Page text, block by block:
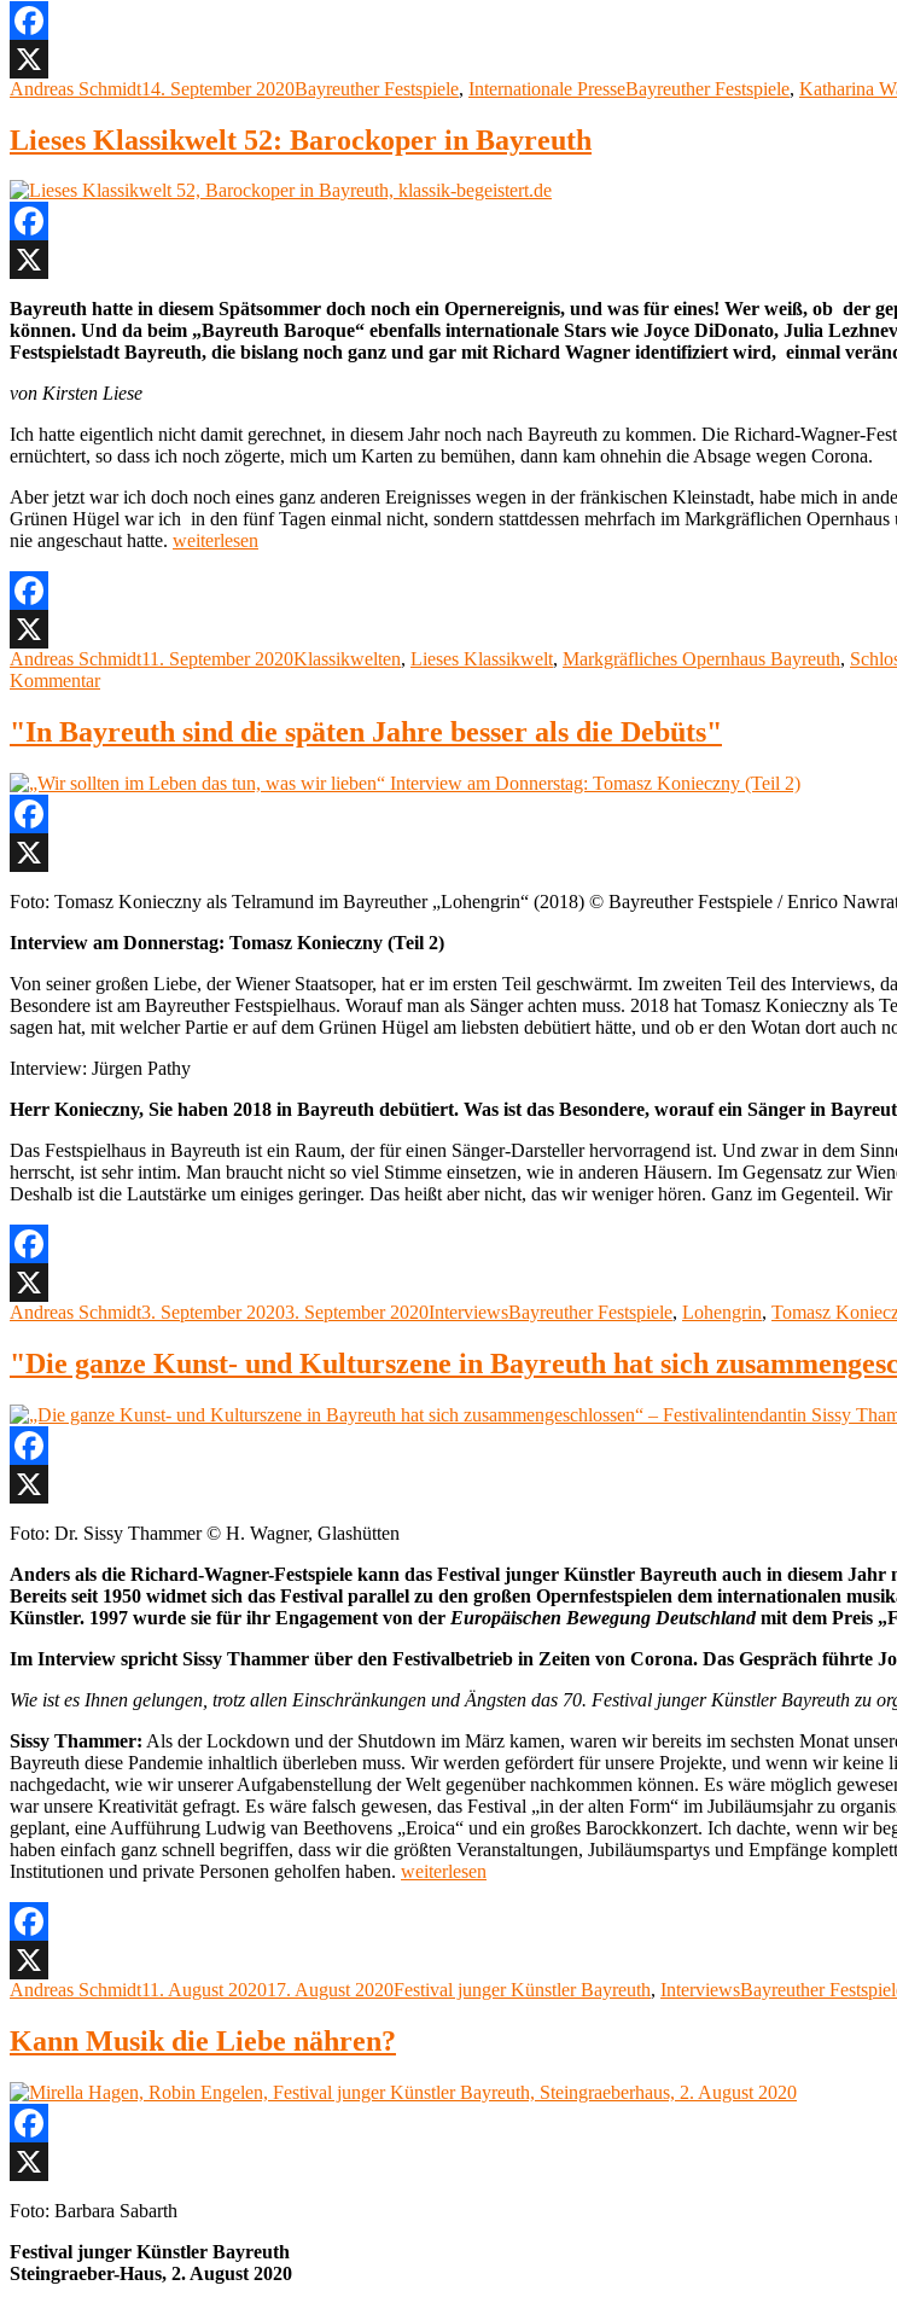
SEPTEMBER
2020“
Facebook
X
Autor
Andreas SchmidtVeröffentlicht
14. September 2020Kategorien
Bayreuther Festspiele, Internationale PresseSchlagwörter
Bayreuther Festspiele, Katharina
Lieses Klassikwelt 52: Barockoper in Bayreuth
Facebook
X
Bayreuth hatte in diesem Spätsommer doch noch ein Opernereignis, und was für eines! Wer weiß, ob der
können. Und da beim „Bayreuth Baroque“ ebenfalls internationale Stars wie Joyce DiDonato, Julia
Festspielstadt Bayreuth, die bislang noch ganz und gar mit Richard Wagner identifiziert wird, einmal
von Kirsten Liese
Ich hatte eigentlich nicht damit gerechnet, in diesem Jahr noch nach Bayreuth zu kommen. Die Richard-Wagner-
ernüchtert, so dass ich noch zögerte, mich um Karten zu bemühen, dann kam ohnehin die Absage wegen Corona.
Aber jetzt war ich doch noch eines ganz anderen Ereignisses wegen in der fränkischen Kleinstadt, habe mich in
Grünen Hügel war ich in den fünf Tagen einmal nicht, sondern stattdessen mehrfach im Markgräflichen
nie angeschaut hatte. „Lieses
Bayreuth,
klassik-
weiterlesen
Facebook
X
Autor
Andreas SchmidtVeröffentlicht
11. September 2020Kategorien
Klassikwelten, Lieses Klassikwelt, Markgräfliches Opernhaus Bayreuth,
Kommentarzu
Klassikwelt
52,
in
"In Bayreuth sind die späten Jahre besser als die Debüts"
Facebook
X
Foto: Tomasz Konieczny als Telramund im Bayreuther „Lohengrin“ (2018) © Bayreuther Festspiele / Enrico
Interview am Donnerstag: Tomasz Konieczny (Teil 2)
Von seiner großen Liebe, der Wiener Staatsoper, hat er im ersten Teil geschwärmt. Im zweiten Teil des Interviews,
Besondere ist am Bayreuther Festspielhaus. Worauf man als Sänger achten muss. 2018 hat Tomasz Konieczny
sagen hat, mit welcher Partie er auf dem Grünen Hügel am liebsten debütiert hätte, und ob er den Wotan dort auch
Interview: Jürgen Pathy
Herr Konieczny, Sie haben 2018 in Bayreuth debütiert. Was ist das Besondere, worauf ein Sänger in
Das Festspielhaus in Bayreuth ist ein Raum, der für einen Sänger-Darsteller hervorragend ist. Und zwar in dem
herrscht, ist sehr intim. Man braucht nicht so viel Stimme einsetzen, wie in anderen Häusern. Im Gegensatz zur
Deshalb ist die Lautstärke um einiges geringer. Das heißt aber nicht, das wir weniger hören. Ganz im Gegenteil.
Facebook
X
Autor
Andreas SchmidtVeröffentlicht
3. September 20203. September 2020Kategorien
InterviewsSchlagwörter
Bayreuther Festspiele, Lohengrin, Tomasz
"Die ganze Kunst- und Kulturszene in Bayreuth hat sich
Facebook
X
Foto: Dr. Sissy Thammer © H. Wagner, Glashütten
Anders als die Richard-Wagner-Festspiele kann das Festival junger Künstler Bayreuth auch in diesem
Bereits seit 1950 widmet sich das Festival parallel zu den großen Opernfestspielen dem internationalen
Künstler. 1997 wurde sie für ihr Engagement von der Europäischen Bewegung Deutschlandmit dem Preis
Im Interview spricht Sissy Thammer über den Festivalbetrieb in Zeiten von Corona. Das Gespräch führte
Wie ist es Ihnen gelungen, trotz allen Einschränkungen und Ängsten das 70. Festival junger Künstler Bayreuth zu
Sissy Thammer: Als der Lockdown und der Shutdown im März kamen, waren wir bereits im sechsten Monat
Bayreuth diese Pandemie inhaltlich überleben muss. Wir werden gefördert für unsere Projekte, und wenn wir
nachgedacht, wie wir unserer Aufgabenstellung der Welt gegenüber nachkommen können. Es wäre möglich
war unsere Kreativität gefragt. Es wäre falsch gewesen, das Festival „in der alten Form“ im Jubiläumsjahr zu
geplant, eine Aufführung Ludwig van Beethovens „Eroica“ und ein großes Barockkonzert. Ich dachte, wenn wir
haben einfach ganz schnell begriffen, dass wir die größten Veranstaltungen, Jubiläumspartys und Empfänge
Institutionen und private Personen geholfen haben. „„Die
in
Bayreuth
–
Festivalintendantin
weiterlesen
Facebook
X
Autor
Andreas SchmidtVeröffentlicht
11. August 202017. August 2020Kategorien
Festival junger Künstler Bayreuth, InterviewsSchlagwörter
Bayreuther
Kann Musik die Liebe nähren?
Facebook
X
Foto: Barbara Sabarth
Festival junger Künstler Bayreuth
Steingraeber-Haus, 2. August 2020